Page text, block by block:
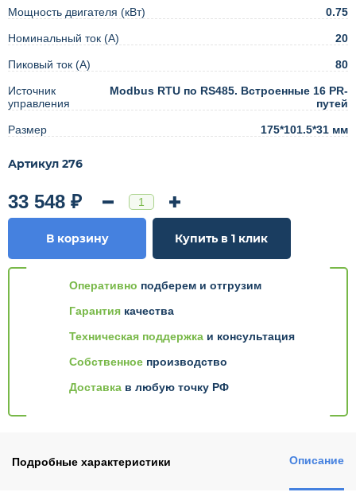
Мощность двигателя (кВт) 0.75
Номинальный ток (А) 20
Пиковый ток (А) 80
Источник
управления
Modbus RTU по RS485. Встроенные 16 PR-
путей
Размер 175*101.5*31 мм
Артикул 276
Оперативно подберем и отгрузим
Гарантия качества
Техническая поддержка и консультация
Собственное производство
Доставка в любую точку РФ
33 548 ₽
В корзину Купить в 1 клик
Подробные характеристики Описание